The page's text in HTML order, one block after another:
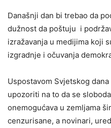
Današnji dan bi trebao da
dužnost da poštuju i
izražavanja u medijima koji
izgradnje i očuvanja
Uspostavom Svjetskog
upozoriti na to da se
onemogućava u zemljama
cenzurisane, a novinari,